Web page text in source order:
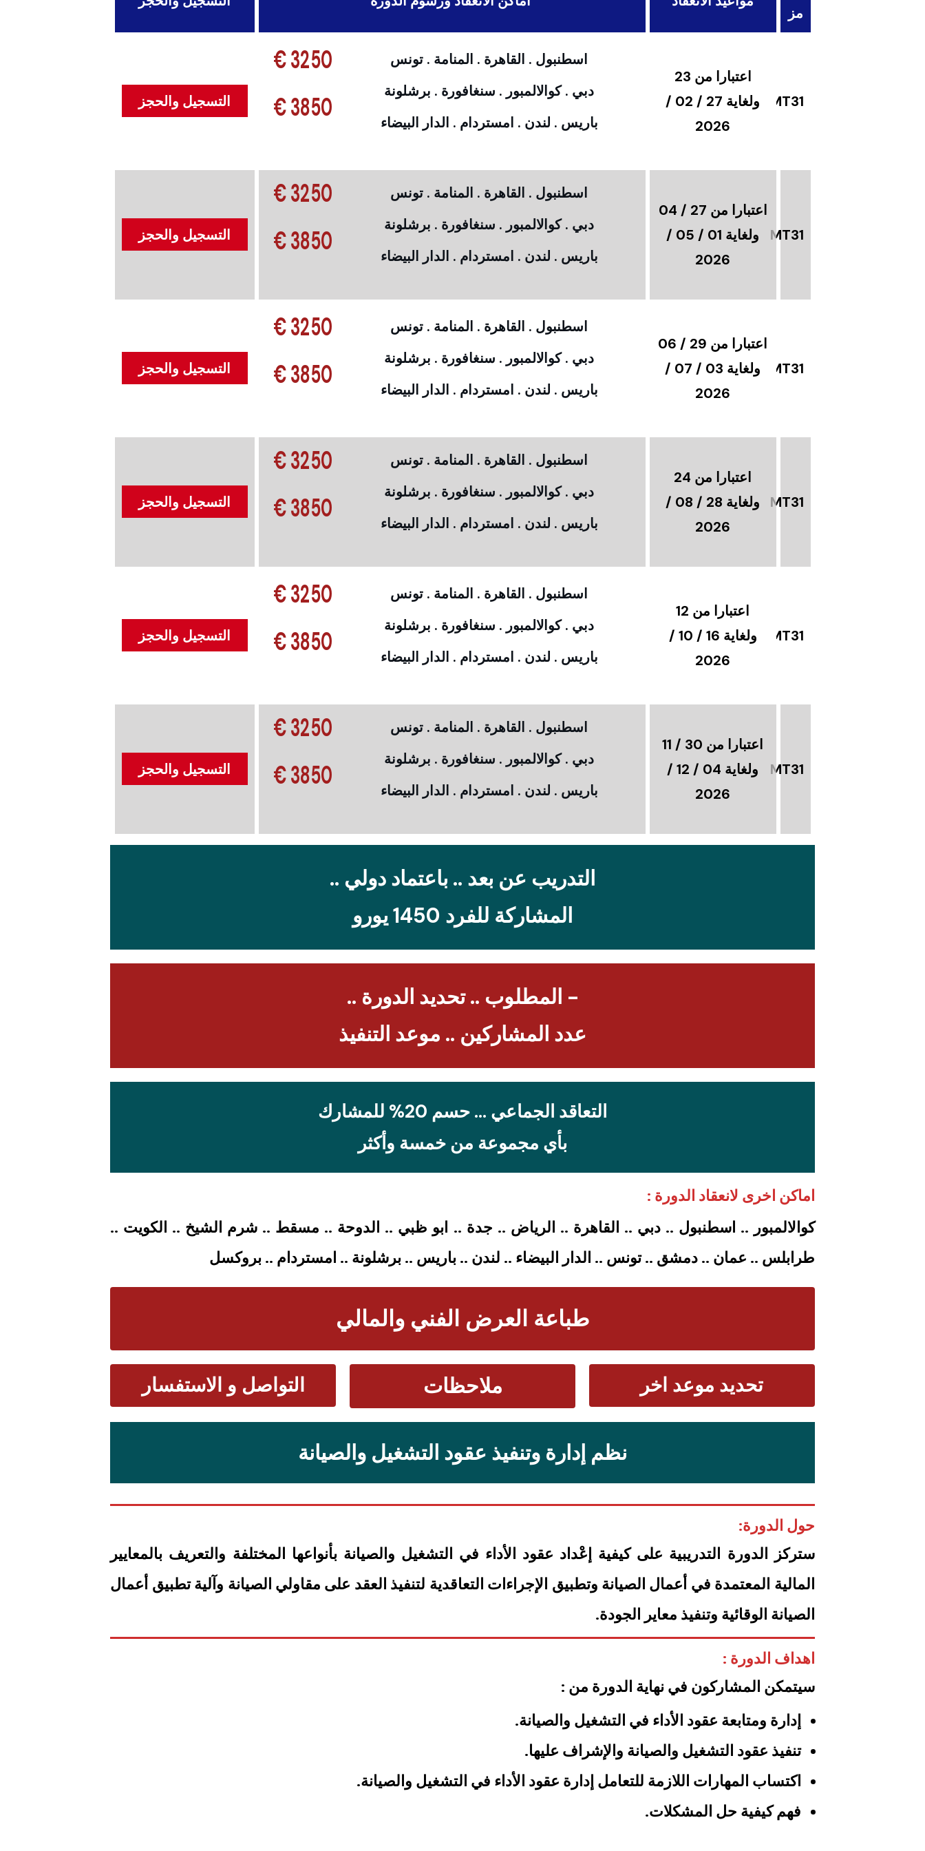
مز
MT31
اعتبارا من 23
ولغاية 27 / 02 /
2026
اسطنبول . القاهرة . المنامة . تونس 3250 €
دبي . كوالالمبور . سنغافورة . برشلونة 3850 € باريس . لندن . امستردام . الدار البيضاء
التسجيل والحجز
MT31
اعتبارا من 27 / 04
ولغاية 01 / 05 /
2026
اسطنبول . القاهرة . المنامة . تونس 3250 €
دبي . كوالالمبور . سنغافورة . برشلونة 3850 € باريس . لندن . امستردام . الدار البيضاء
التسجيل والحجز
MT31
اعتبارا من 29 / 06
ولغاية 03 / 07 /
2026
اسطنبول . القاهرة . المنامة . تونس 3250 €
دبي . كوالالمبور . سنغافورة . برشلونة 3850 € باريس . لندن . امستردام . الدار البيضاء
التسجيل والحجز
MT31
اعتبارا من 24
ولغاية 28 / 08 /
2026
اسطنبول . القاهرة . المنامة . تونس 3250 €
دبي . كوالالمبور . سنغافورة . برشلونة 3850 € باريس . لندن . امستردام . الدار البيضاء
التسجيل والحجز
MT31
اعتبارا من 12
ولغاية 16 / 10 /
2026
اسطنبول . القاهرة . المنامة . تونس 3250 €
دبي . كوالالمبور . سنغافورة . برشلونة 3850 € باريس . لندن . امستردام . الدار البيضاء
التسجيل والحجز
MT31
اعتبارا من 30 / 11
ولغاية 04 / 12 /
2026
اسطنبول . القاهرة . المنامة . تونس 3250 €
دبي . كوالالمبور . سنغافورة . برشلونة 3850 € باريس . لندن . امستردام . الدار البيضاء
التسجيل والحجز
التدريب عن بعد .. باعتماد دولي ..
المشاركة للفرد 1450 يورو
- المطلوب .. تحديد الدورة ..
عدد المشاركين .. موعد التنفيذ
التعاقد الجماعي … حسم 20% للمشارك
بأي مجموعة من خمسة وأكثر
اماكن اخرى لانعقاد الدورة :
كوالالمبور .. اسطنبول .. دبي .. القاهرة .. الرياض .. جدة .. ابو ظبي .. الدوحة .. مسقط .. شرم الشيخ .. الكويت ..
طرابلس .. عمان .. دمشق .. تونس .. الدار البيضاء .. لندن .. باريس .. برشلونة .. امستردام .. بروكسل
طباعة العرض الفني والمالي
تحديد موعد اخر ملاحظات التواصل و الاستفسار
نظم إدارة وتنفيذ عقود التشغيل والصيانة
حول الدورة:
ستركز الدورة التدريبية على كيفية إعْداد عقود الأداء في التشغيل والصيانة بأنواعها المختلفة والتعريف بالمعايير
المالية المعتمدة في أعمال الصيانة وتطبيق الإجراءات التعاقدية لتنفيذ العقد على مقاولي الصيانة وآلية تطبيق أعمال
الصيانة الوقائية وتنفيذ معاير الجودة.
اهداف الدورة :
سيتمكن المشاركون في نهاية الدورة من :
إدارة ومتابعة عقود الأداء في التشغيل والصيانة.
تنفيذ عقود التشغيل والصيانة والإشراف عليها.
اكتساب المهارات اللازمة للتعامل إدارة عقود الأداء في التشغيل والصيانة.
فهم كيفية حل المشكلات.